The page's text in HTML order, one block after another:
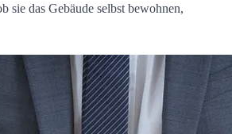
sie das Gebäude selbst bewohnen,